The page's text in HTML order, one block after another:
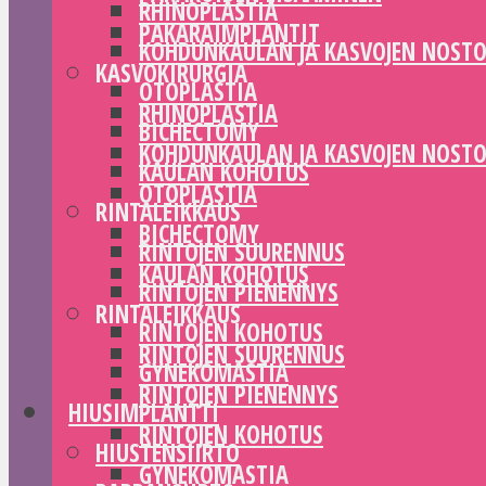
RHINOPLASTIA
KOHDUNKAULAN JA KASVOJEN NOSTO
OTOPLASTIA
BICHECTOMY
KAULAN KOHOTUS
RINTALEIKKAUS
RINTOJEN SUURENNUS
RINTOJEN PIENENNYS
RINTOJEN KOHOTUS
GYNEKOMASTIA
HIUSIMPLANTTI
HIUSTENSIIRTO
PAKARAIMPLANTIT
KASVOKIRURGIA
RHINOPLASTIA
KOHDUNKAULAN JA KASVOJEN NOSTO
OTOPLASTIA
BICHECTOMY
KAULAN KOHOTUS
RINTALEIKKAUS
RINTOJEN SUURENNUS
RINTOJEN PIENENNYS
RINTOJEN KOHOTUS
GYNEKOMASTIA